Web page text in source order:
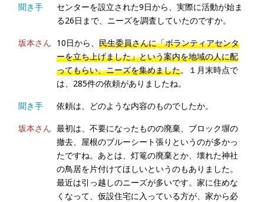
聞き手
センターを設立された9日から、実際に活動が始ま
る26日まで、ニーズを調査していたのですか。
坂本さん 10日から、民生委員さんに「ボランティアセンタ
ーを立ち上げました」という案内を地域の人に配
ってもらい、ニーズを集めました。１月末時点で
は、285件の依頼がありましたね。
聞き手
依頼は、どのような内容のものでしたか。
坂本さん 最初は、不要になったものの廃棄、ブロック塀の
撤去、屋根のブルーシート張りというのが多かっ
たですね。あとは、灯篭の廃棄とか、壊れた神社
の鳥居を片付けてほしいというのもありました。
最近は引っ越しのニーズが多いです。家に住めな
くなって、仮設住宅に入っている方が、家から必